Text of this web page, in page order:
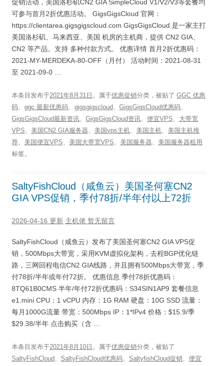
促销活动，美国洛杉矶CN2 GIA SimpleCloud V1/V2/V3等套餐均
可参与首月2折优惠活动。 GigsGigsCloud 官网：
https://clientarea.gigsgigscloud.com GigsGigsCloud 是一家主打
美国洛杉矶、马来西亚、美国 机房的主机商，提供 CN2 GIA、
CN2 等产品。支持 多种付款方式。 优惠详情 首月2折优惠码：
2021-MY-MERDEKA-80-OFF（月付） 活动时间：2021-08-31
至 2021-09-0 …
本条目发布于2021年8月31日 。属于优惠促销分类，被贴了 GGC 优惠
码、 ggc 最新优惠码、 gigsgigscloud、 GigsGigsCloud优惠码、
GigsGigsCloud最新资讯、 GigsGigsCloud资讯、 便宜VPS、 大带宽
VPS、 美国CN2 GIA服务器、 美国vps主机、 美国主机、 美国主机推
荐、 美国便宜VPS、 美国大带宽VPS、 美国服务器、 美国服务器租用
标签。
SaltyFishCloud（咸鱼云）美国圣何塞CN2
GIA VPS促销，季付78折/半年付以上72折
2026-04-16 更新 主机佬 暂无留言
SaltyFishCloud（咸鱼云）发布了美国圣何塞CN2 GIA VPS促
销，500Mbps大带宽，采用KVM虚拟化架构，去程BGP优化链
路，三网回程电信CN2 GIA线路，并且拥有500Mbps大带宽，季
付78折/半年或年付72折。 优惠信息 季付78折优惠码：
8TQ61B0CMS 半年/年付72折优惠码：S34SIN1AP9 套餐信息
e1.mini CPU：1 vCPU 内存：1G RAM 硬盘：10G SSD 流量：
每月1000G流量 带宽：500Mbps IP：1*IPv4 价格：$15.9/季
$29.38/半年 点击购买（含 …
本条目发布于2021年8月10日 。属于优惠促销分类，被贴了
SaltyFishCloud、 SaltyFishCloud优惠码、 SaltyfishCloud促销、 便宜